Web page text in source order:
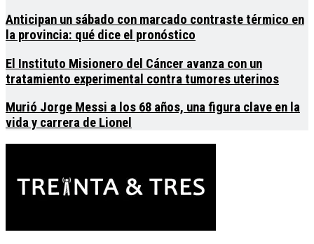
Anticipan un sábado con marcado contraste térmico en
la provincia: qué dice el pronóstico
El Instituto Misionero del Cáncer avanza con un
tratamiento experimental contra tumores uterinos
Murió Jorge Messi a los 68 años, una figura clave en la
vida y carrera de Lionel